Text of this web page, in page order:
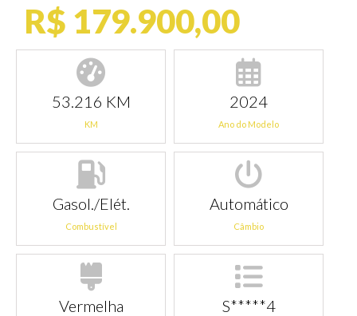
R$ 179.900,00
53.216 KM
KM
2024
Ano do Modelo
Gasol./Elét.
Combustível
Automático
Câmbio
Vermelha S*****4